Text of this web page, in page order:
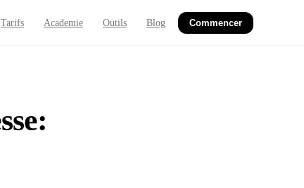
Tarifs Academie Outils Blog Commencer